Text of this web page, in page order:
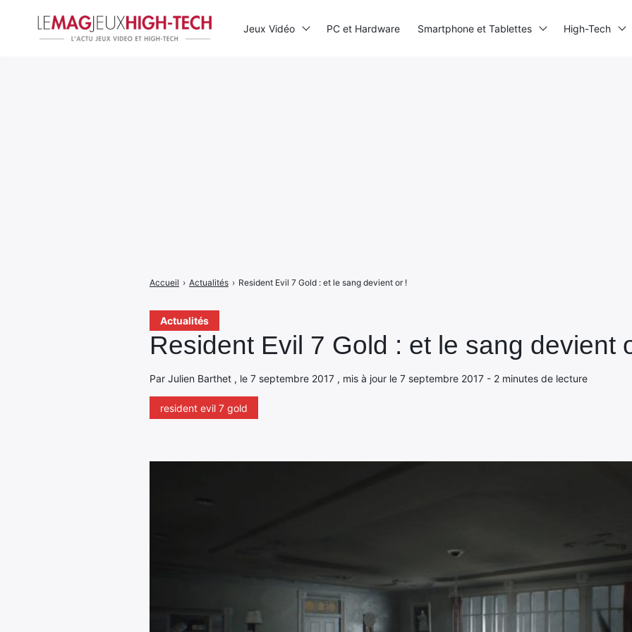
Actualités
Resident Evil 7 Gold : et le sang devient
Par Julien Barthet , le 7 septembre 2017 , mis à jour le 7 septembre 2017 - 2 minutes de lecture
resident evil 7 gold
Accueil › Actualités › Resident Evil 7 Gold : et le sang devient or !
Jeux Vidéo PC et Hardware Smartphone et Tablettes High-Tech